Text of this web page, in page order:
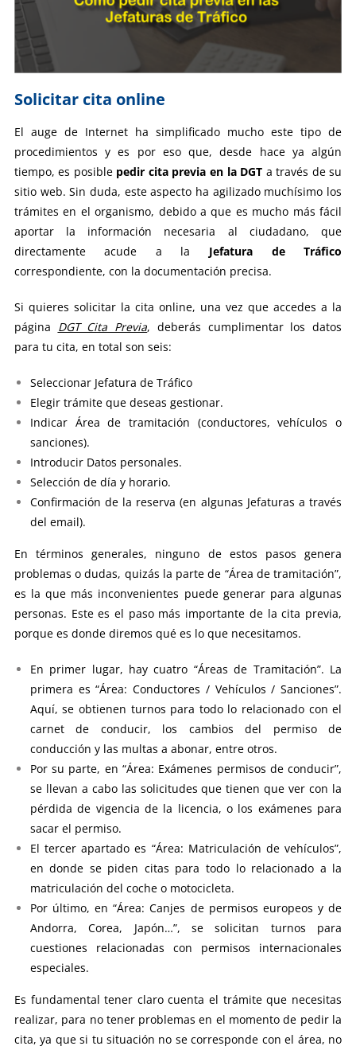
Solicitar cita online
El auge de Internet ha simplificado mucho este tipo de
procedimientos y es por eso que, desde hace ya algún
tiempo, es posible pedir cita previa en la DGT a través de su
sitio web. Sin duda, este aspecto ha agilizado muchísimo los
trámites en el organismo, debido a que es mucho más fácil
aportar la información necesaria al ciudadano, que
directamente acude a la Jefatura de Tráfico
correspondiente, con la documentación precisa.
Si quieres solicitar la cita online, una vez que accedes a la
página DGT Cita Previa, deberás cumplimentar los datos
para tu cita, en total son seis:
Seleccionar Jefatura de Tráfico
Elegir trámite que deseas gestionar.
Indicar Área de tramitación (conductores, vehículos o
sanciones).
Introducir Datos personales.
Selección de día y horario.
Confirmación de la reserva (en algunas Jefaturas a través
del email).
En términos generales, ninguno de estos pasos genera
problemas o dudas, quizás la parte de “Área de tramitación”,
es la que más inconvenientes puede generar para algunas
personas. Este es el paso más importante de la cita previa,
porque es donde diremos qué es lo que necesitamos.
En primer lugar, hay cuatro “Áreas de Tramitación”. La
primera es “Área: Conductores / Vehículos / Sanciones”.
Aquí, se obtienen turnos para todo lo relacionado con el
carnet de conducir, los cambios del permiso de
conducción y las multas a abonar, entre otros.
Por su parte, en “Área: Exámenes permisos de conducir”,
se llevan a cabo las solicitudes que tienen que ver con la
pérdida de vigencia de la licencia, o los exámenes para
sacar el permiso.
El tercer apartado es “Área: Matriculación de vehículos”,
en donde se piden citas para todo lo relacionado a la
matriculación del coche o motocicleta.
Por último, en “Área: Canjes de permisos europeos y de
Andorra, Corea, Japón…”, se solicitan turnos para
cuestiones relacionadas con permisos internacionales
especiales.
Es fundamental tener claro cuenta el trámite que necesitas
realizar, para no tener problemas en el momento de pedir la
cita, ya que si tu situación no se corresponde con el área, no